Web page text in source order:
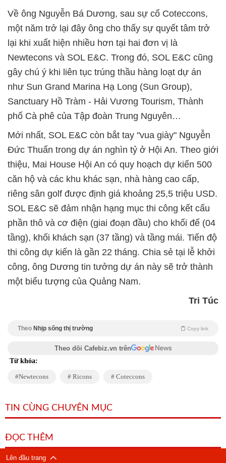
Về ông Nguyễn Bá Dương, sau sự cố Coteccons,
một năm trở lại đây ông cho thấy sự quyết tâm trở
lại khi xuất hiện nhiều hơn tại hai đơn vị là
Newtecons và SOL E&C. Trong đó, SOL E&C cũng
gây chú ý khi liên tục trúng thầu hàng loạt dự án
như Sun Grand Marina Hạ Long (Sun Group),
Sanctuary Hồ Tràm - Hải Vương Tourism, Thành
phố Cà phê của Tập đoàn Trung Nguyên…
Mới nhất, SOL E&C còn bắt tay "vua giày" Nguyễn
Đức Thuấn trong dự án nghìn tỷ ở Hội An. Theo giới
thiệu, Mai House Hội An có quy hoạch dự kiến 500
căn hộ và các khu khác sạn, nhà hàng cao cấp,
riêng sân golf được định giá khoảng 25,5 triệu USD.
SOL E&C sẽ đảm nhận hạng mục thi công kết cấu
phần thô và cơ điện (giai đoạn đầu) cho khối đế (04
tầng), khối khách sạn (37 tầng) và tầng mái. Tiến độ
thi công dự kiến là gần 22 tháng. Chia sẻ tại lễ khởi
công, ông Dương tin tưởng dự án này sẽ trở thành
một biểu tượng của Quảng Nam.
Tri Túc
Theo Nhịp sống thị trường Copy link
Theo dõi Cafebiz.vn trên
Từ khóa:
Newtecons Ricons Coteccons
TIN CÙNG CHUYÊN MỤC
ĐỌC THÊM
Lên đầu trang